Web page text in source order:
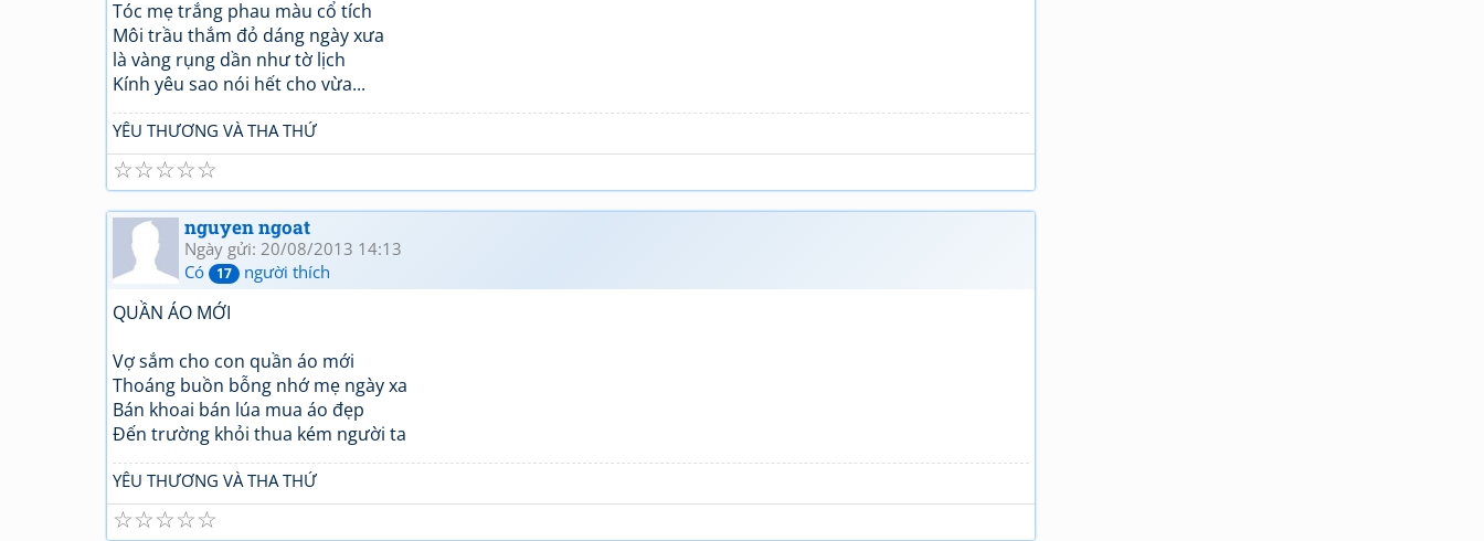
Tóc mẹ trắng phau màu cổ tích
Môi trầu thắm đỏ dáng ngày xưa
là vàng rụng dần như tờ lịch
Kính yêu sao nói hết cho vừa...
YÊU THƯƠNG VÀ THA THỨ
☆
☆
☆
☆
☆
nguyen ngoat
Ngày gửi: 20/08/2013 14:13
Có
17 người thích
QUẦN ÁO MỚI
Vợ sắm cho con quần áo mới
Thoáng buồn bỗng nhớ mẹ ngày xa
Bán khoai bán lúa mua áo đẹp
Đến trường khỏi thua kém người ta
YÊU THƯƠNG VÀ THA THỨ
☆
☆
☆
☆
☆